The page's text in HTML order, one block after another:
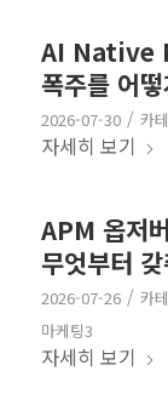
AI Native
폭주를 어
2026-07-30 / 카
자세히 보기
APM 옵저
무엇부터
2026-07-26 / 카
마케팅3
자세히 보기